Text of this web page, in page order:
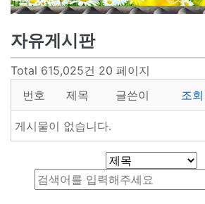
자유게시판
Total 615,025건 20 페이지
번호
제목 글쓴이 조회
게시물이 없습니다.